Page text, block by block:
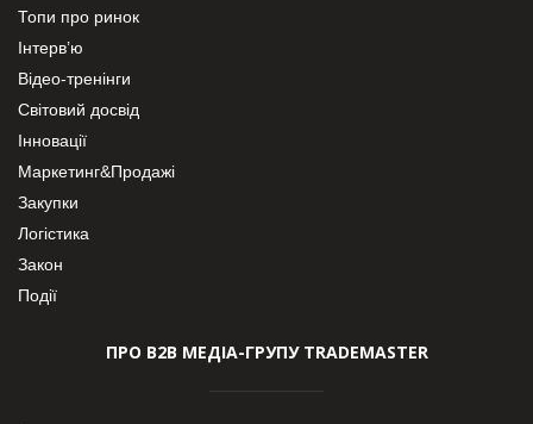
Топи про ринок
Інтерв’ю
Відео-тренінги
Світовий досвід
Інновації
Маркетинг&Продажі
Закупки
Логістика
Закон
Події
ПРО В2В МЕДІА-ГРУПУ TRADEMASTER